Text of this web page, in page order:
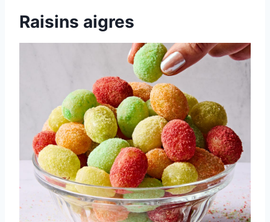
Raisins aigres